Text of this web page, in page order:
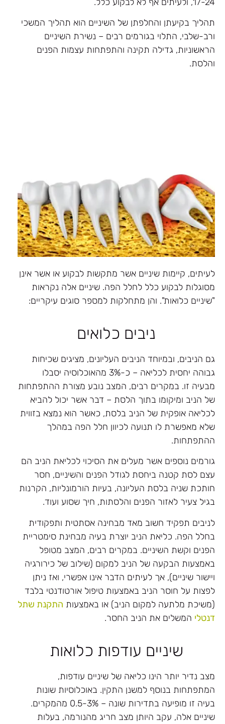
תהליך בקיעתן והחלפתן של השיניים הוא תהליך המשכי
ורב-שלבי, התלוי בגורמים רבים – נשירת השיניים
הראשוניות, גדילה תקינה והתפתחות עצמות הפנים
והלסת.
לעיתים, קיימות שיניים אשר מתקשות לבקוע או אשר אינן
מסוגלות לבקוע כלל לחלל הפה. שיניים אלה נקראות
"שיניים כלואות". והן מתחלקות למספר סוגים עיקריים:
ניבים כלואים
גם הניבים, ובמיוחד הניבים העליונים, מציגים שכיחות
גבוהה יחסית לכליאה – כ-3% מהאוכלוסיה יסבלו
מבעיה זו. במקרים רבים, המצב נובע מצורת ההתפתחות
של הניב ומיקומו בתוך הלסת – דבר אשר יכול להביא
לכליאה אופקית של הניב בלסת, כאשר הוא נמצא בזווית
שלא מאפשרת לו תנועה לכיוון חלל הפה במהלך
ההתפתחות.
גורמים נוספים אשר מעלים את הסיכוי לכליאת הניב הם
עצם לסת קטנה ביחסת לגודל הפנים והשיניים, חסר
חותכת שניה בלסת העליונה, בעיות הורמונליות, הקרנות
בגיל צעיר לאזור הפנים והלסתות, חיך שסוע ועוד.
לניבים תפקיד חשוב מאד מבחינה אסתטית ותפקודית
בחלל הפה. כליאת הניב יוצרת בעיה מבחינת סימטריית
הפנים וקשת השיניים. במקרים רבים, המצב מטופל
באמצעות הבקעה של הניב למקום (שילוב של כירורגיה
ויישור שיניים), אך לעיתים הדבר אינו אפשרי, ואז ניתן
לפצות על חוסר הניב באמצעות טיפול אורטודנטי בלבד
(משיכת מלתעה למקום הניב) או באמצעות התקנת שתל
דנטלי המשלים את הניב החסר.
שיניים עודפות כלואות
מצב נדיר יותר הינו כליאה של שיניים עודפות,
המתפתחות בנוסף למשנן התקין. באוכלוסיות שונות
בעיה זו מופיעה בתדירות שונה – 0.5-3% מהמקרים.
שיניים אלה, עקב היותן מצב חריג מהנורמה, בעלות